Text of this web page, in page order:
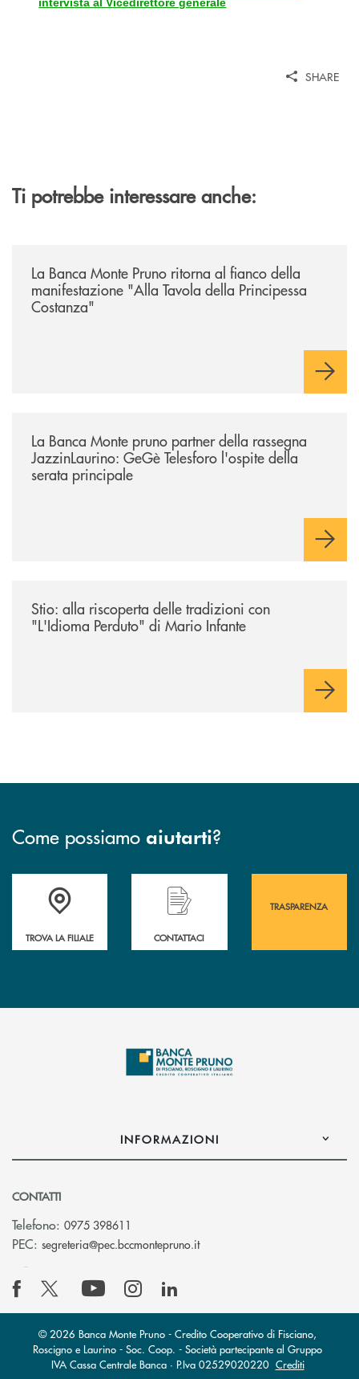
SHARE
Ti potrebbe interessare anche:
La Banca Monte Pruno ritorna al fianco della
manifestazione "Alla Tavola della Principessa
Costanza"
La Banca Monte pruno partner della rassegna
JazzinLaurino: GeGè Telesforo l'ospite della
serata principale
Stio: alla riscoperta delle tradizioni con
"L'Idioma Perduto" di Mario Infante
Come possiamo aiutarti?
Accedi all' elenco completo&nbsp; delle&nbsp; filiali&nbsp; di Banca
TROVA LA FILIALE
Hai bisogno di assistenza immediata?
CONTATTACI
TRASPARENZA
INFORMAZIONI
CONTATTI
Telefono: 0975 398611
PEC: segreteria@pec.bccmontepruno.it(si apre l’app di posta
© 2026 Banca Monte Pruno - Credito Cooperativo di Fisciano,
Roscigno e Laurino - Soc. Coop. - Società partecipante al Gruppo
IVA Cassa Centrale Banca · P.Iva 02529020220 Crediti